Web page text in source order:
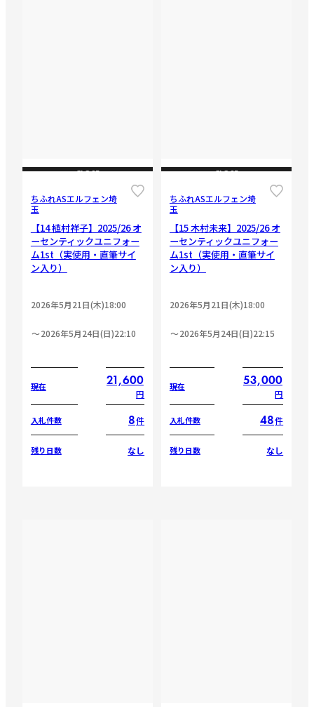
CLOSE
ちふれASエルフェン埼
玉
【14 植村祥子】2025/26 オ
ーセンティックユニフォー
ム1st（実使用・直筆サイ
ン入り）
2026年5月21日(木)18:00
2026年5月24日(日)22:10
現在 21,600
円
入札件数 8件
残り日数 なし
CLOSE
ちふれASエルフェン埼
玉
【15 木村未来】2025/26 オ
ーセンティックユニフォー
ム1st（実使用・直筆サイ
ン入り）
2026年5月21日(木)18:00
2026年5月24日(日)22:15
現在 53,000
円
入札件数 48件
残り日数 なし